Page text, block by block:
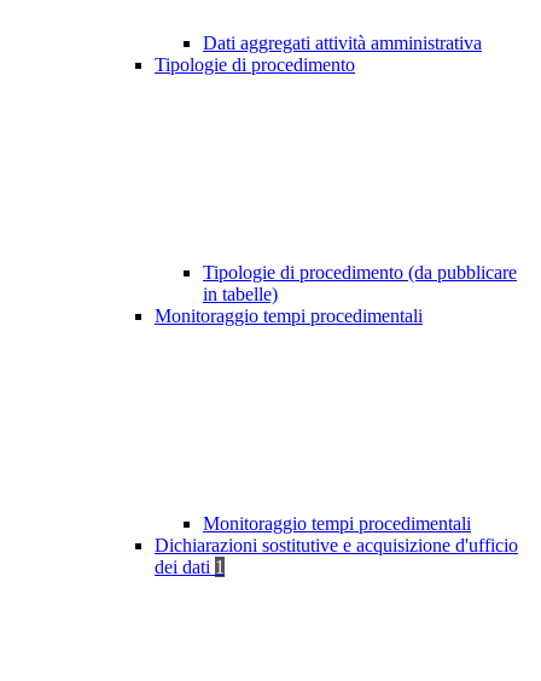
Dati aggregati attività amministrativa
Tipologie di procedimento
Tipologie di procedimento (da pubblicare
in tabelle)
Monitoraggio tempi procedimentali
Monitoraggio tempi procedimentali
Dichiarazioni sostitutive e acquisizione d'ufficio
dei dati 1